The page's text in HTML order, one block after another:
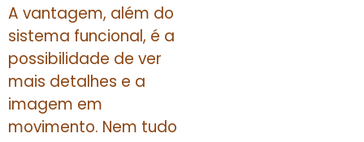
A vantagem, além do
sistema funcional, é a
possibilidade de ver
mais detalhes e a
imagem em
movimento. Nem tudo